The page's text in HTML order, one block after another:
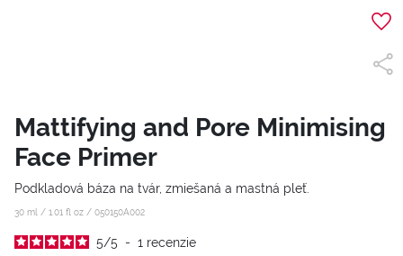
Mattifying and Pore Minimising
Face Primer
Podkladová báza na tvár, zmiešaná a mastná pleť.
30 ml / 1.01 fl oz / 050150A002
5/5 - 1 recenzie